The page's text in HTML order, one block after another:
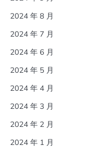
2024 年 8 月
2024 年 7 月
2024 年 6 月
2024 年 5 月
2024 年 4 月
2024 年 3 月
2024 年 2 月
2024 年 1 月